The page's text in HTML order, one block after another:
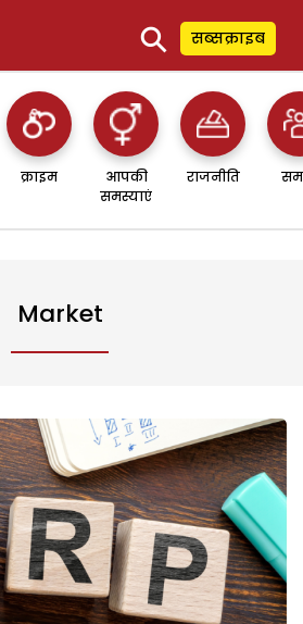
⚲ सब्सक्राइब
क्राइम
आपकी
समस्याएं
राजनीति
Market